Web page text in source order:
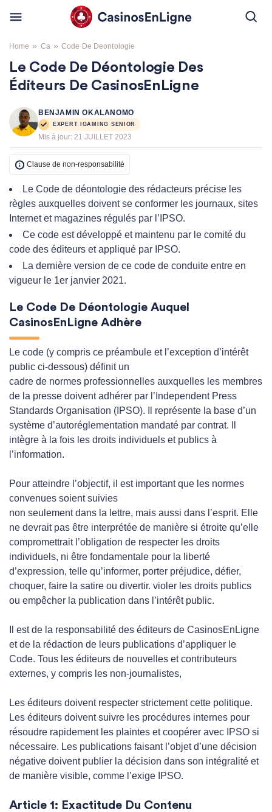
Home » Ca » Code De Deontologie
Le Code De Déontologie Des
Éditeurs De CasinosEnLigne
BENJAMIN OKALANOMO
EXPERT IGAMING SENIOR
Mis à jour: 21 JUILLET 2023
Clause de non-responsabilité
Le Code de déontologie des rédacteurs précise les
règles auxquelles doivent se conformer les journaux, sites
Internet et magazines régulés par l’IPSO.
Ce code est développé et maintenu par le comité du
code des éditeurs et appliqué par IPSO.
La dernière version de ce code de conduite entre en
vigueur le 1er janvier 2021.
Le Code De Déontologie Auquel
CasinosEnLigne Adhère
Le code (y compris ce préambule et l’exception d’intérêt
public ci-dessous) définit un
cadre de normes professionnelles auxquelles les membres
de la presse doivent adhérer par l’Independent Press
Standards Organisation (IPSO). Il représente la base d’un
système d’autoréglementation mandaté par contrat. Il
intègre à la fois les droits individuels et publics à
l’information.
Pour atteindre l’objectif, il est important que les normes
convenues soient suivies
non seulement dans la lettre, mais aussi dans l’esprit. Elle
ne devrait pas être interprétée de manière si étroite qu’elle
compromettrait l’obligation de respecter les droits
individuels, ni être fondamentale pour la liberté
d’expression, telle qu’informer, porter préjudice, défier,
choquer, faire la satire ou divertir. violer les droits publics
ou empêcher la publication dans l’intérêt public.
Il est de la responsabilité des éditeurs de CasinosEnLigne
et de la rédaction de leurs publications d’appliquer le
Code. Tous les éditeurs de nouvelles et contributeurs
externes, y compris les non-journalistes,
Les éditeurs doivent respecter strictement cette politique.
Les éditeurs doivent suivre les procédures internes pour
résoudre rapidement les plaintes et coopérer avec IPSO si
nécessaire. Les publications faisant l’objet d’une décision
négative doivent publier la décision dans son intégralité et
de manière visible, comme l’exige IPSO.
Article 1: Exactitude Du Contenu